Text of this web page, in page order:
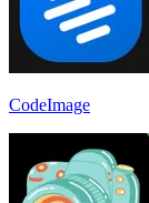
CodeImage